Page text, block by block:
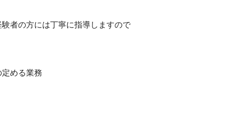
者の方には丁寧に指導しますので
める業務